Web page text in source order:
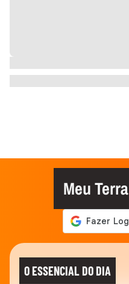
Meu Terra
O ESSENCIAL DO DIA